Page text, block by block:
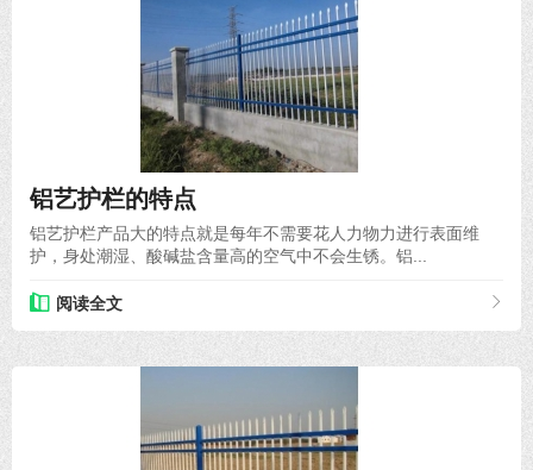
铝艺护栏的特点
铝艺护栏产品大的特点就是每年不需要花人力物力进行表面维
护，身处潮湿、酸碱盐含量高的空气中不会生锈。铝...
阅读全文